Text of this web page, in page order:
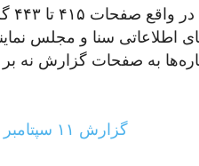
اطلاعاتی سنا و مجلس